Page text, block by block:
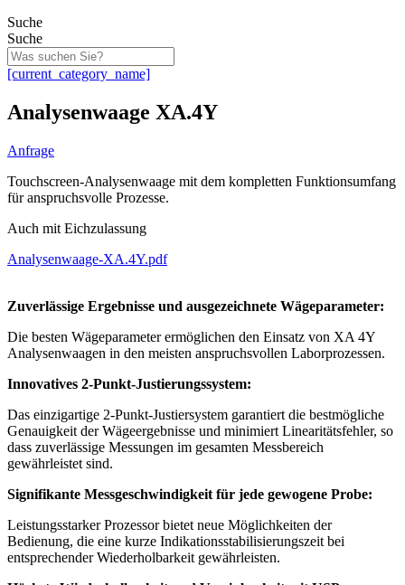
Suche
Suche
[current_category_name]
Analysenwaage XA.4Y
Anfrage
Touchscreen-Analysenwaage mit dem kompletten Funktionsumfang
für anspruchsvolle Prozesse.
Auch mit Eichzulassung
Analysenwaage-XA.4Y.pdf
Zuverlässige Ergebnisse und ausgezeichnete Wägeparameter:
Die besten Wägeparameter ermöglichen den Einsatz von XA 4Y
Analysenwaagen in den meisten anspruchsvollen Laborprozessen.
Innovatives 2-Punkt-Justierungssystem:
Das einzigartige 2-Punkt-Justiersystem garantiert die bestmögliche
Genauigkeit der Wägeergebnisse und minimiert Linearitätsfehler, so
dass zuverlässige Messungen im gesamten Messbereich
gewährleistet sind.
Signifikante Messgeschwindigkeit für jede gewogene Probe:
Leistungsstarker Prozessor bietet neue Möglichkeiten der
Bedienung, die eine kurze Indikationsstabilisierungszeit bei
entsprechender Wiederholbarkeit gewährleisten.